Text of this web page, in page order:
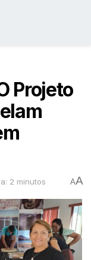
Projeto
2 minutos AA